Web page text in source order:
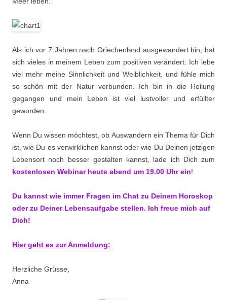
Als ich vor 7 Jahren nach Griechenland ausgewandert bin, hat
sich vieles in meinem Leben zum positiven verändert. Ich lebe
viel mehr meine Sinnlichkeit und Weiblichkeit, und fühle mich
so schön mit der Natur verbunden. Ich bin in die Heilung
gegangen und mein Leben ist viel lustvoller und erfüllter
geworden.
Wenn Du wissen möchtest, ob Auswandern ein Thema für Dich
ist, wie Du es verwirklichen kannst oder wie Du Deinen jetzigen
Lebensort noch besser gestalten kannst, lade ich Dich zum
kostenlosen Webinar heute abend um 19.00 Uhr ein!
Du kannst wie immer Fragen im Chat zu Deinem Horoskop
oder zu Deiner Lebensaufgabe stellen. Ich freue mich auf
Dich!
Hier geht es zur Anmeldung:
Herzliche Grüsse,
Anna